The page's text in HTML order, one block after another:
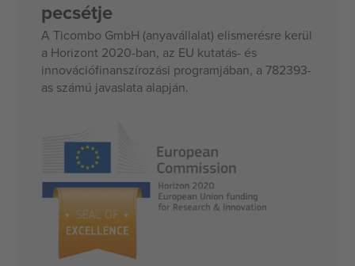
pecsétje
A Ticombo GmbH (anyavállalat) elismerésre kerül
a Horizont 2020-ban, az EU kutatás- és
innovációfinanszírozási programjában, a 782393-
as számú javaslata alapján.